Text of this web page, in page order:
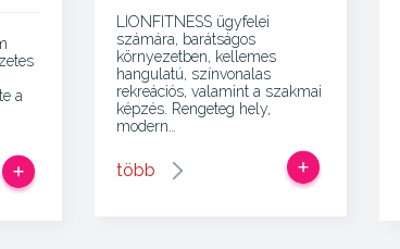
a
LIONFITNESS ügyfelei
számára, barátságos
környezetben, kellemes
hangulatú, színvonalas
rekreációs, valamint a szakmai
képzés. Rengeteg hely,
modern…
több